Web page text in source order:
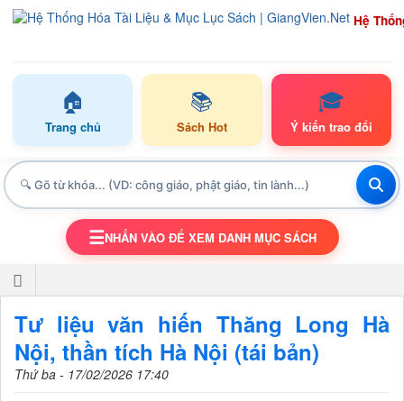
Hệ
🏠
Trang chủ
📚
Sách Hot
🎓
Ý kiến trao đổi
TOGGLE NAVIGATION
☰NHẤN VÀO ĐỂ XEM DANH MỤC SÁCH
Tư liệu văn hiến Thăng Long Hà
Nội, thần tích Hà Nội (tái bản)
Thứ ba - 17/02/2026 17:40